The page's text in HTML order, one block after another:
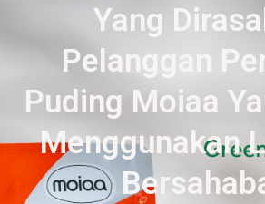
Yang
Pelanggan
Puding Moiaa
Menggunakan